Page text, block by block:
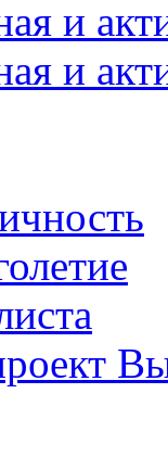
и
и